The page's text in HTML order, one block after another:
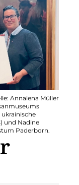
und Nadine
Paderborn.
Annalena Müller